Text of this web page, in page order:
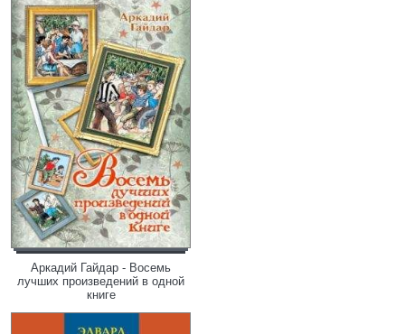
Аркадий Гайдар - Восемь
лучших произведений в одной
книге